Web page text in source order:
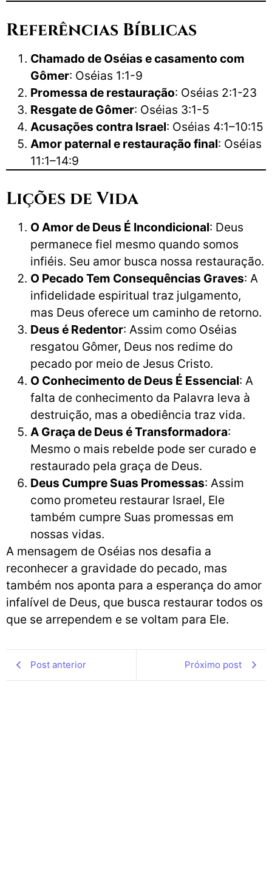
Referências Bíblicas
Chamado de Oséias e casamento com
Gômer: Oséias 1:1-9
Promessa de restauração: Oséias 2:1-23
Resgate de Gômer: Oséias 3:1-5
Acusações contra Israel: Oséias 4:1–10:15
Amor paternal e restauração final: Oséias
11:1–14:9
Lições de Vida
O Amor de Deus É Incondicional: Deus
permanece fiel mesmo quando somos
infiéis. Seu amor busca nossa restauração.
O Pecado Tem Consequências Graves: A
infidelidade espiritual traz julgamento,
mas Deus oferece um caminho de retorno.
Deus é Redentor: Assim como Oséias
resgatou Gômer, Deus nos redime do
pecado por meio de Jesus Cristo.
O Conhecimento de Deus É Essencial: A
falta de conhecimento da Palavra leva à
destruição, mas a obediência traz vida.
A Graça de Deus é Transformadora:
Mesmo o mais rebelde pode ser curado e
restaurado pela graça de Deus.
Deus Cumpre Suas Promessas: Assim
como prometeu restaurar Israel, Ele
também cumpre Suas promessas em
nossas vidas.
A mensagem de Oséias nos desafia a
reconhecer a gravidade do pecado, mas
também nos aponta para a esperança do amor
infalível de Deus, que busca restaurar todos os
que se arrependem e se voltam para Ele.
Post anterior Próximo post